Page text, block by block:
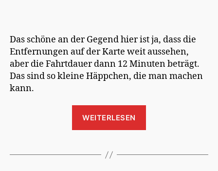
Das schöne an der Gegend hier ist ja, dass die
Entfernungen auf der Karte weit aussehen,
aber die Fahrtdauer dann 12 Minuten beträgt.
Das sind so kleine Häppchen, die man machen
kann.
WEITERLESEN